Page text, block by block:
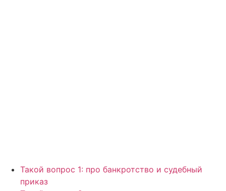
Такой вопрос 1: про банкротство и судебный
приказ